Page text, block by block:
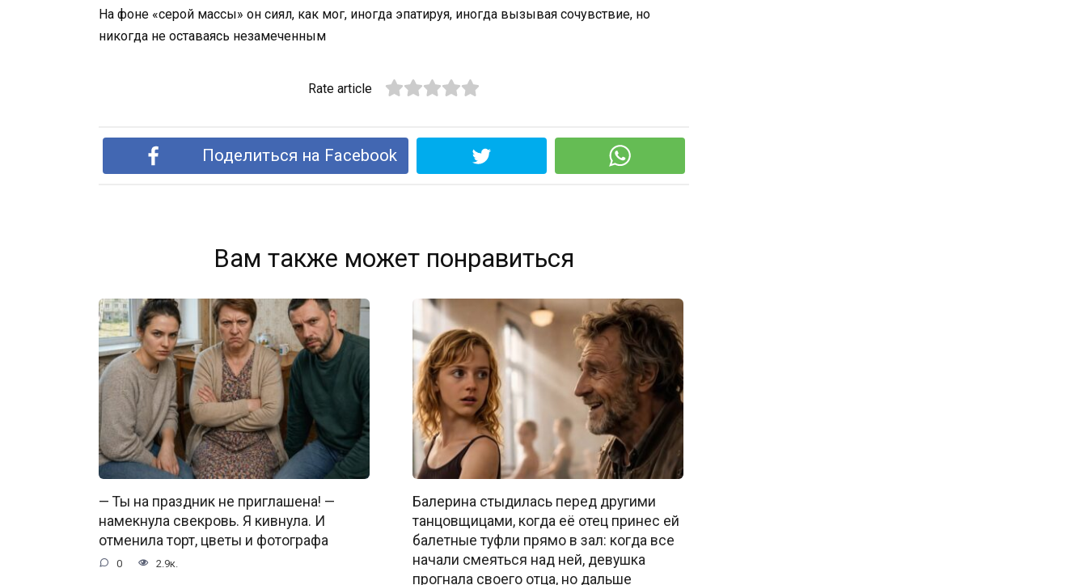
На фоне «серой массы» он сиял, как мог, иногда эпатируя, иногда вызывая сочувствие, но
никогда не оставаясь незамеченным
Rate article
Поделиться на Facebook
Вам также может понравиться
— Ты на праздник не приглашена! —
намекнула свекровь. Я кивнула. И
отменила торт, цветы и фотографа
0 2.9к.
Балерина стыдилась перед другими
танцовщицами, когда её отец принес ей
балетные туфли прямо в зал: когда все
начали смеяться над ней, девушка
прогнала своего отца, но дальше